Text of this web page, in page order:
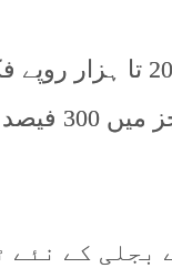
اسلام آباد: صارفین پر
بجلی کے نئے